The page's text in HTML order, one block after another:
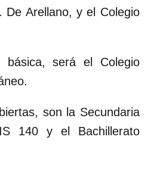
De Arellano, y el Colegio
será el Colegio
son la Secundaria
140 y el Bachillerato